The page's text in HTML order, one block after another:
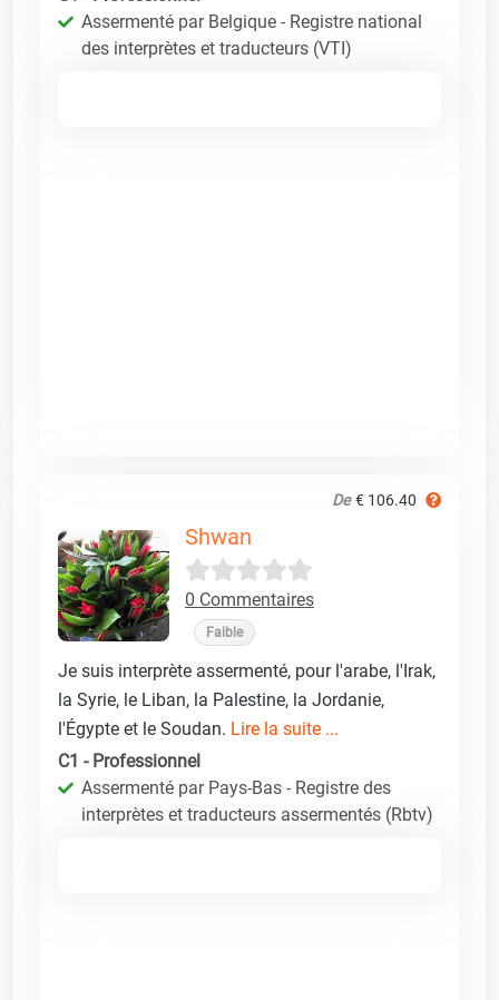
Assermenté par Belgique - Registre national
des interprètes et traducteurs (VTI)
De € 106.40
Shwan
0 Commentaires
Faible
Je suis interprète assermenté, pour l'arabe, l'Irak,
la Syrie, le Liban, la Palestine, la Jordanie,
l'Égypte et le Soudan. Lire la suite ...
C1 - Professionnel
Assermenté par Pays-Bas - Registre des
interprètes et traducteurs assermentés (Rbtv)